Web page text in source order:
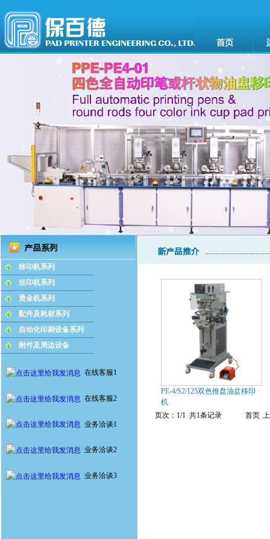
移印机系列
丝印机系列
烫金机系列
配件及耗材系列
自动化印刷设备系列
附件及周边设备
在线客服1
在线客服2
业务洽谈1
业务洽谈2
业务洽谈3
PE-4/S2/125双色推盘油盆移印
机
页次：1/1 共1条记录
首页